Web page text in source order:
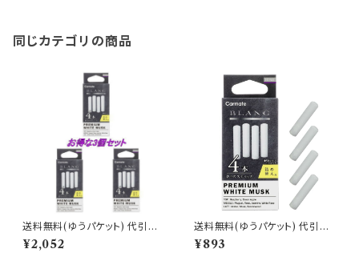
同じカテゴリの商品
送料無料(ゆうパケット) 代引不
可 ブラング エアスティックカー
トリッジ プレミアムホワイトムス
¥2,052
送料無料(ゆうパケット) 代引不
可 ブラング エアスティックカー
トリッジ プレミアムホワイトムス
¥893